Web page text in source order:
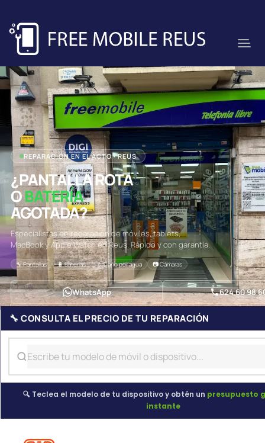
REPARACIÓN EN EL ACTO · REUS
¿PANTALLA ROTA
OBATERÍA
AGOTADA?
Especialistas en reparación de móviles, tablets,
MacBook y Apple Watch en Reus. Rápido y con garantía.
🔧 Pantallas 🔋 Baterías 💧 Daño por agua 📷 Cámaras
WhatsApp 624 60 98
🔧 CONSULTA EL PRECIO DE TU REPARACIÓN
🔍 Teclea el modelo de tu dispositivo y obtén un presupuesto
instante